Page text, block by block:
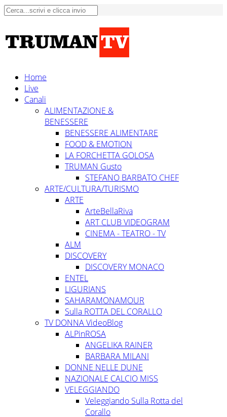
Home
Live
Canali
ALIMENTAZIONE &
BENESSERE
BENESSERE ALIMENTARE
FOOD & EMOTION
LA FORCHETTA GOLOSA
TRUMAN Gusto
STEFANO BARBATO CHEF
ARTE/CULTURA/TURISMO
ARTE
ArteBellaRiva
ART CLUB VIDEOGRAM
CINEMA - TEATRO - TV
ALM
DISCOVERY
DISCOVERY MONACO
ENTEL
LIGURIANS
SAHARAMONAMOUR
Sulla ROTTA DEL CORALLO
TV DONNA VideoBlog
ALPinROSA
ANGELIKA RAINER
BARBARA MILANI
DONNE NELLE DUNE
NAZIONALE CALCIO MISS
VELEGGIANDO
Veleggiando Sulla Rotta del
Corallo